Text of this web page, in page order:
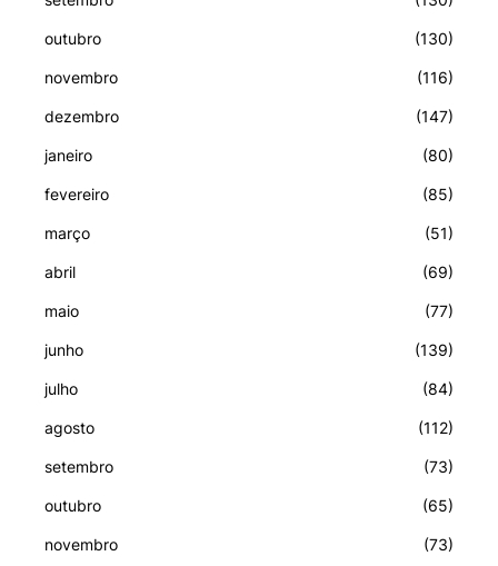
outubro (130)
novembro (116)
dezembro (147)
janeiro (80)
fevereiro (85)
março (51)
abril (69)
maio (77)
junho (139)
julho (84)
agosto (112)
setembro (73)
outubro (65)
novembro (73)